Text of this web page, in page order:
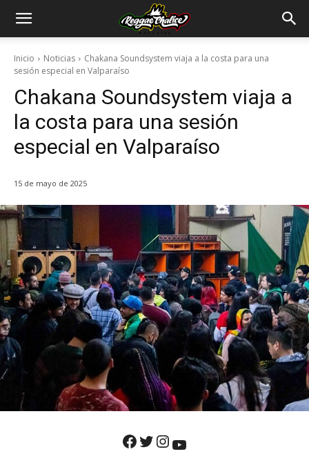
Inicio Noticias
Chakana Soundsystem viaja a la costa para una
sesión especial en Valparaíso
Chakana Soundsystem viaja a
la costa para una sesión
especial en Valparaíso
15 de mayo de 2025
Facebook Twitter Instagram YouTube